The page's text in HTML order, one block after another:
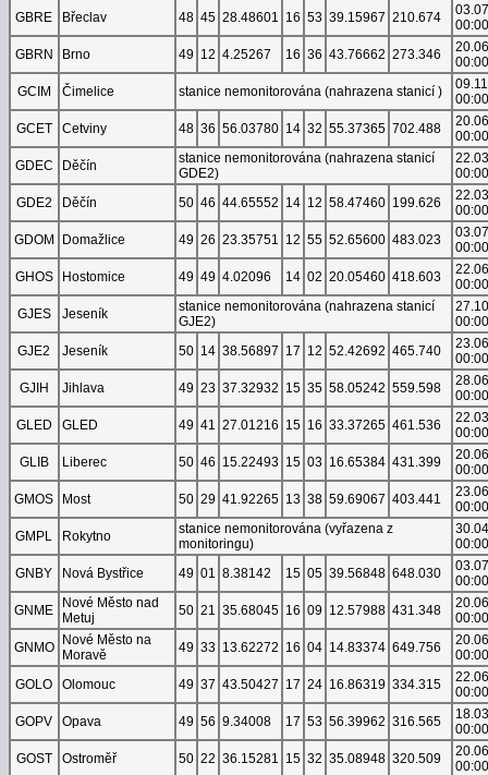
GBRE
Břeclav 48 45 28.48601 16 53 39.15967 210.674
00:00
GBRN
Brno 49 12 4.25267 16 36 43.76662 273.346
00:00
GCIM
Čimelice stanice nemonitorována (nahrazena stanicí )
00:00
GCET
Cetviny 48 36 56.03780 14 32 55.37365 702.488
00:00
GDEC
Děčín
stanice nemonitorována (nahrazena stanicí
GDE2)
00:00
GDE2
Děčín 50 46 44.65552 14 12 58.47460 199.626
00:00
GDOM
Domažlice 49 26 23.35751 12 55 52.65600 483.023
00:00
GHOS
Hostomice 49 49 4.02096 14 02 20.05460 418.603
00:00
GJES
Jeseník
stanice nemonitorována (nahrazena stanicí
GJE2)
00:00
GJE2
Jeseník 50 14 38.56897 17 12 52.42692 465.740
00:00
GJIH
Jihlava 49 23 37.32932 15 35 58.05242 559.598
00:00
GLED
GLED 49 41 27.01216 15 16 33.37265 461.536
00:00
GLIB
Liberec 50 46 15.22493 15 03 16.65384 431.399
00:00
GMOS
Most 50 29 41.92265 13 38 59.69067 403.441
00:00
GMPL
Rokytno
stanice nemonitorována (vyřazena z
monitoringu)
00:00
GNBY
Nová Bystřice 49 01 8.38142 15 05 39.56848 648.030
00:00
GNME
Nové Město nad
Metuj
50 21 35.68045 16 09 12.57988 431.348
00:00
GNMO
Nové Město na
Moravě
49 33 13.62272 16 04 14.83374 649.756
00:00
GOLO
Olomouc 49 37 43.50427 17 24 16.86319 334.315
00:00
GOPV
Opava 49 56 9.34008 17 53 56.39962 316.565
00:00
GOST
Ostroměř 50 22 36.15281 15 32 35.08948 320.509
00:00